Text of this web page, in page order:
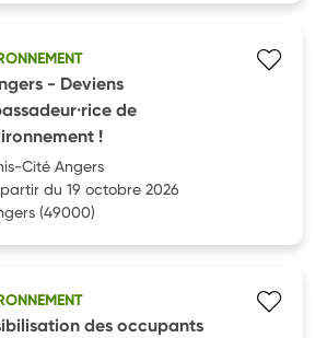
- Deviens
de
!
Cité Angers
du 19 octobre 2026
(49000)
des occupants